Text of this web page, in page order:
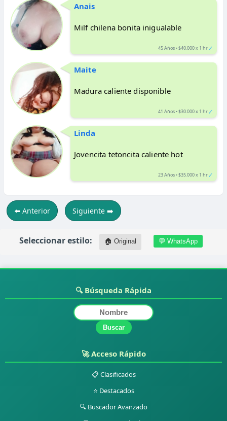
Anais
Milf chilena bonita inigualable
45 Años • $40.000 x 1 hr✓
Maite
Madura caliente disponible
41 Años • $30.000 x 1 hr✓
Linda
Jovencita tetoncita caliente hot
23 Años • $35.000 x 1 hr✓
⬅️ Anterior Siguiente ➡️
Seleccionar estilo: 🏠 Original 💬 WhatsApp
🔍 Búsqueda Rápida
Buscar
🚀 Acceso Rápido
📋 Clasificados
⭐ Destacados
🔍 Buscador Avanzado